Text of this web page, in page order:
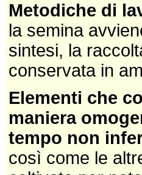
Metodiche di
la semina
sintesi, la
conservata in
Elementi che
maniera
tempo non
così come le